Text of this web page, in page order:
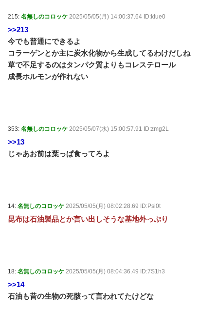
215: 名無しのコロッケ 2025/05/05(月) 14:00:37.64 ID:kIue0
>>213
今でも普通にできるよ
コラーゲンとか主に炭水化物から生成してるわけだしね
草で不足するのはタンパク質よりもコレステロール
成長ホルモンが作れない
353: 名無しのコロッケ 2025/05/07(水) 15:00:57.91 ID:zmg2L
>>13
じゃあお前は葉っぱ食ってろよ
14: 名無しのコロッケ 2025/05/05(月) 08:02:28.69 ID:Psi0t
昆布は石油製品とか言い出しそうな基地外っぷり
18: 名無しのコロッケ 2025/05/05(月) 08:04:36.49 ID:7S1h3
>>14
石油も昔の生物の死骸って言われてたけどな